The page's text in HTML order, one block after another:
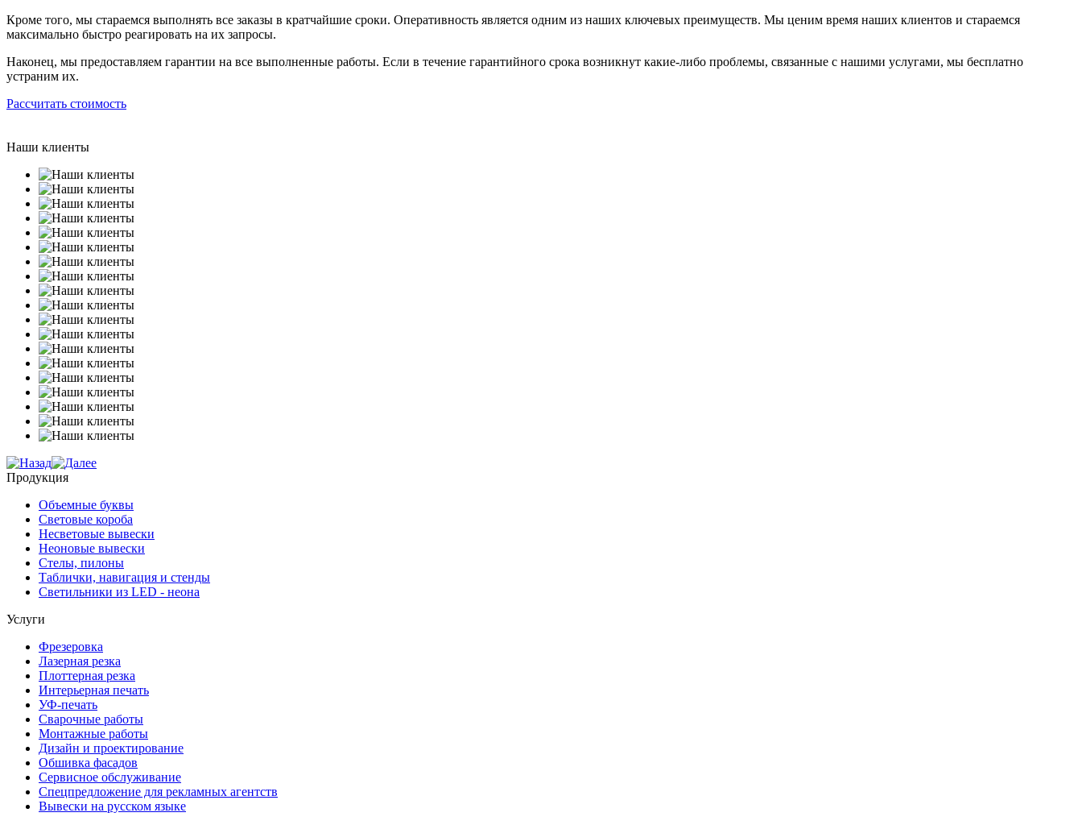
Кроме того, мы стараемся выполнять все заказы в кратчайшие сроки. Оперативность является одним из наших ключевых преимуществ. Мы ценим время наших клиентов и стараемся
максимально быстро реагировать на их запросы.
Наконец, мы предоставляем гарантии на все выполненные работы. Если в течение гарантийного срока возникнут какие-либо проблемы, связанные с нашими услугами, мы бесплатно
устраним их.
Рассчитать стоимость
Наши клиенты
Продукция
Объемные буквы
Световые короба
Несветовые вывески
Неоновые вывески
Стелы, пилоны
Таблички, навигация и стенды
Светильники из LED - неона
Услуги
Фрезеровка
Лазерная резка
Плоттерная резка
Интерьерная печать
УФ-печать
Сварочные работы
Монтажные работы
Дизайн и проектирование
Обшивка фасадов
Сервисное обслуживание
Спецпредложение для рекламных агентств
Вывески на русском языке